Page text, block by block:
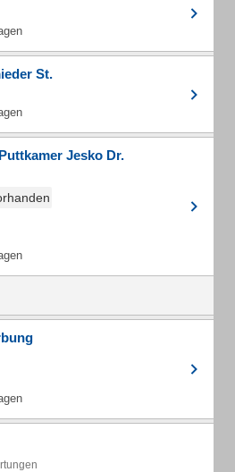
St.
Jesko Dr.